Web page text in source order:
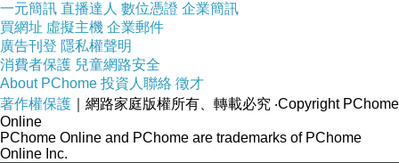
品號：3911649
大分子不滲透不阻塞毛孔
弱酸性溫和不過度清潔
一元簡訊 直播達人 數位憑證 企業簡訊
買網址 虛擬主機 企業郵件
廣告刊登 隱私權聲明
消費者保護 兒童網路安全
About PChome 投資人聯絡 徵才
著作權保護 ｜網路家庭版權所有、轉載必究 ‧Copyright PChome
Online
PChome Online and PChome are trademarks of PChome
Online Inc.